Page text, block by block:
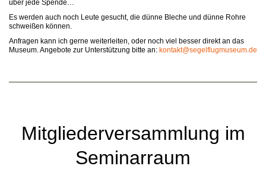
über jede Spende…
Es werden auch noch Leute gesucht, die dünne Bleche und dünne Rohre
schweißen können.
Anfragen kann ich gerne weiterleiten, oder noch viel besser direkt an das
Museum. Angebote zur Unterstützung bitte an: kontakt@segelflugmuseum.de
Mitgliederversammlung im
Seminarraum